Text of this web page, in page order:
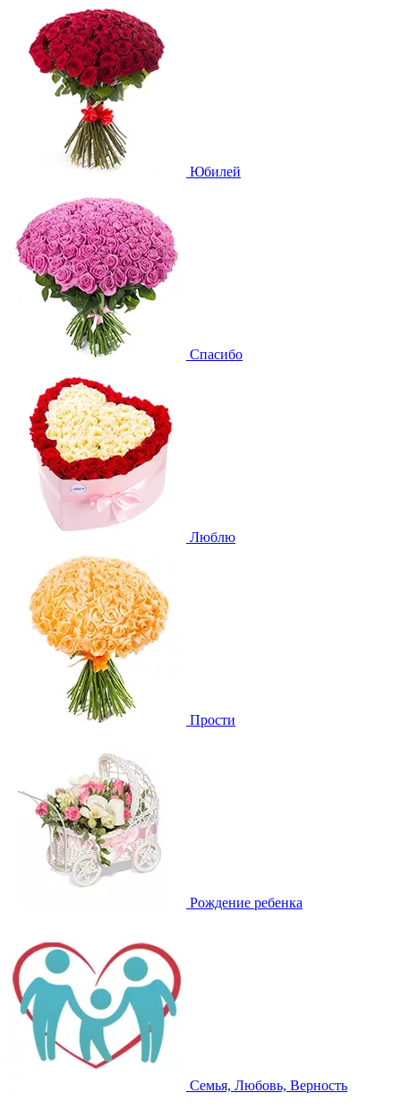
Юбилей
Спасибо
Люблю
Прости
Рождение ребенка
Семья, Любовь, Верность